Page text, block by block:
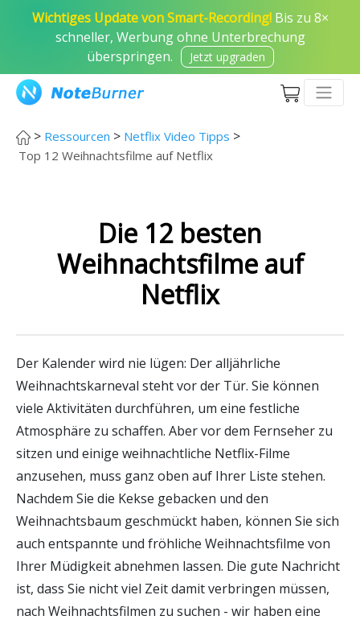
Wichtiges Update von Smart-Recording!Bis zu 8×
schneller, Werbung ohne Unterbrechung
überspringen.
Jetzt upgraden
> Ressourcen > Netflix Video Tipps >
Top 12 Weihnachtsfilme auf Netflix
Die 12 besten
Weihnachtsfilme auf
Netflix
Der Kalender wird nie lügen: Der alljährliche
Weihnachtskarneval steht vor der Tür. Sie können
viele Aktivitäten durchführen, um eine festliche
Atmosphäre zu schaffen. Aber vor dem Fernseher zu
sitzen und einige weihnachtliche Netflix-Filme
anzusehen, muss ganz oben auf Ihrer Liste stehen.
Nachdem Sie die Kekse gebacken und den
Weihnachtsbaum geschmückt haben, können Sie sich
auch entspannte und fröhliche Weihnachtsfilme von
Ihrer Müdigkeit abnehmen lassen. Die gute Nachricht
ist, dass Sie nicht viel Zeit damit verbringen müssen,
nach Weihnachtsfilmen zu suchen - wir haben eine